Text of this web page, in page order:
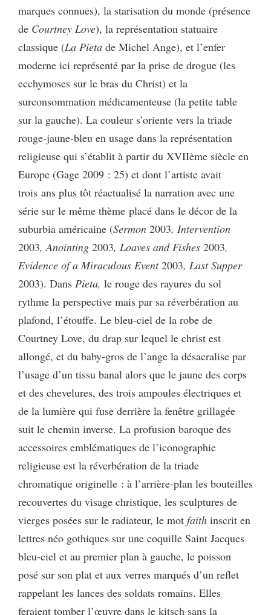
marques connues), la starisation du monde (présence
de Courtney Love), la représentation statuaire
classique (La Pieta de Michel Ange), et l’enfer
moderne ici représenté par la prise de drogue (les
ecchymoses sur le bras du Christ) et la
surconsommation médicamenteuse (la petite table
sur la gauche). La couleur s’oriente vers la triade
rouge-jaune-bleu en usage dans la représentation
religieuse qui s’établit à partir du XVIIème siècle en
Europe (Gage 2009 : 25) et dont l’artiste avait
trois ans plus tôt réactualisé la narration avec une
série sur le même thème placé dans le décor de la
suburbia américaine (Sermon 2003, Intervention
2003, Anointing 2003, Loaves and Fishes 2003,
Evidence of a Miraculous Event2003, Last Supper
2003). Dans Pieta, le rouge des rayures du sol
rythme la perspective mais par sa réverbération au
plafond, l’étouffe. Le bleu-ciel de la robe de
Courtney Love, du drap sur lequel le christ est
allongé, et du baby-gros de l’ange la désacralise par
l’usage d’un tissu banal alors que le jaune des corps
et des chevelures, des trois ampoules électriques et
de la lumière qui fuse derrière la fenêtre grillagée
suit le chemin inverse. La profusion baroque des
accessoires emblématiques de l’iconographie
religieuse est la réverbération de la triade
chromatique originelle : à l’arrière-plan les bouteilles
recouvertes du visage christique, les sculptures de
vierges posées sur le radiateur, le mot faith inscrit en
lettres néo gothiques sur une coquille Saint Jacques
bleu-ciel et au premier plan à gauche, le poisson
posé sur son plat et aux verres marqués d’un reflet
rappelant les lances des soldats romains. Elles
feraient tomber l’œuvre dans le kitsch sans la